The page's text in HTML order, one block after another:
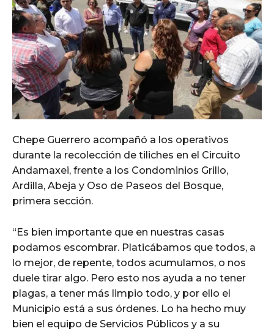
Chepe Guerrero acompañó a los operativos
durante la recolección de tiliches en el Circuito
Andamaxei, frente a los Condominios Grillo,
Ardilla, Abeja y Oso de Paseos del Bosque,
primera sección.
“Es bien importante que en nuestras casas
podamos escombrar. Platicábamos que todos, a
lo mejor, de repente, todos acumulamos, o nos
duele tirar algo. Pero esto nos ayuda a no tener
plagas, a tener más limpio todo, y por ello el
Municipio está a sus órdenes. Lo ha hecho muy
bien el equipo de Servicios Públicos y a su